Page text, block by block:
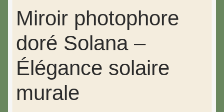
Miroir photophore
doré Solana –
Élégance solaire
murale